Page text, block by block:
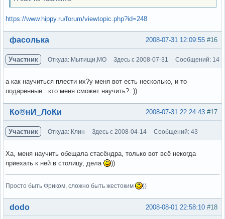
https://www.hippy.ru/forum/viewtopic.php?id=248
Вне форума #16
2008-07-31 12:09:55
фасолька
Участник Откуда: Мытищи,МО Здесь с 2008-07-31 Сообщений: 14
а как научиться плести их?у меня вот есть несколько, и то
подаренные...кто меня сможет научить?..))
Вне форума #17
2008-07-31 22:24:43
Ко®нИ_ЛоКи
Участник Откуда: Клин Здесь с 2008-04-14 Сообщений: 43
Ха, меня научить обещала стасёндра, только вот всё некогда
приехать к ней в столицу, дела
))
Просто быть Фриком, сложно быть жестоким ))
Вне форума #18
2008-08-01 22:58:10
dodo